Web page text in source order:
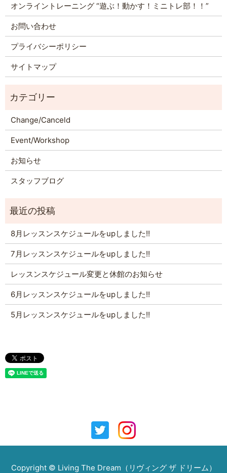
オンライントレーニング “遊ぶ！動かす！ミニトレ部！！”
お問い合わせ
プライバシーポリシー
サイトマップ
Change/Canceld
Event/Workshop
お知らせ
スタッフブログ
8月レッスンスケジュールをupしました!!
7月レッスンスケジュールをupしました!!
レッスンスケジュール変更と休館のお知らせ
6月レッスンスケジュールをupしました!!
5月レッスンスケジュールをupしました!!
Copyright © Living The Dream（リヴィング ザ ドリーム）